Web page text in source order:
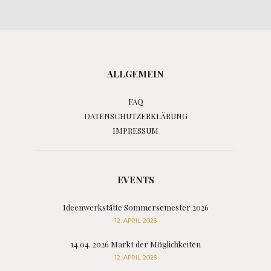
ALLGEMEIN
FAQ
DATENSCHUTZERKLÄRUNG
IMPRESSUM
EVENTS
Ideenwerkstätte Sommersemester 2026
12. APRIL 2026
14.04. 2026 Markt der Möglichkeiten
12. APRIL 2026